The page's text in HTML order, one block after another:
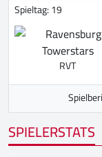
Spieltag: 19
RVT
SPIELERSTATS